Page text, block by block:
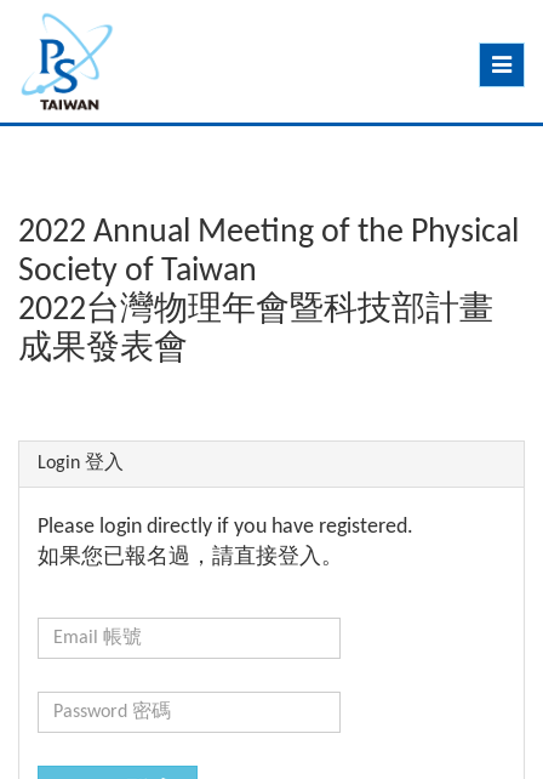
Toggle
2022 Annual Meeting of the Physical
Society of Taiwan
2022台灣物理年會暨科技部計畫
成果發表會
Login 登入
Please login directly if you have registered.
如果您已報名過，請直接登入。